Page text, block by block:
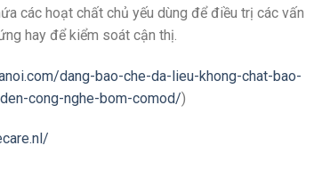
các hoạt chất chủ yếu dùng để điều trị các vấn
hay để kiểm soát cận thị.
dang-bao-che-da-lieu-khong-chat-bao-
cong-nghe-bom-comod/)